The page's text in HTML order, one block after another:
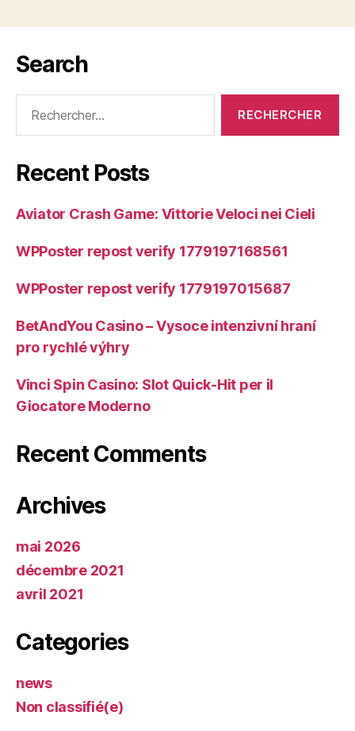
Search
Recent Posts
Aviator Crash Game: Vittorie Veloci nei Cieli
WPPoster repost verify 1779197168561
WPPoster repost verify 1779197015687
BetAndYou Casino – Vysoce intenzivní hraní
pro rychlé výhry
Vinci Spin Casino: Slot Quick‑Hit per il
Giocatore Moderno
Recent Comments
Archives
mai 2026
décembre 2021
avril 2021
Categories
news
Non classifié(e)